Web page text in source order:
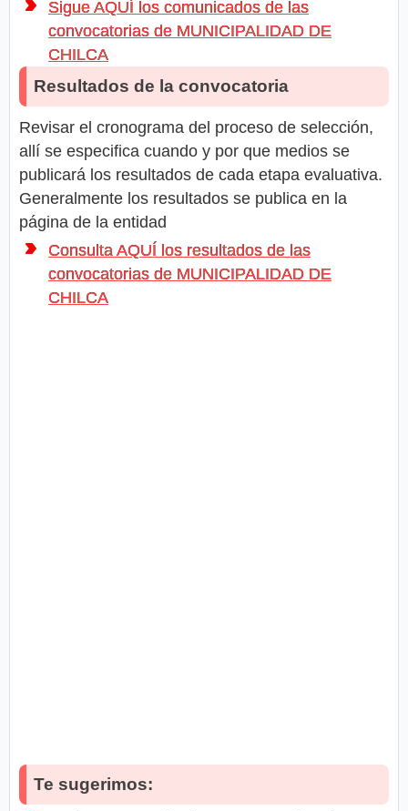
Sigue AQUÍ los comunicados de las
convocatorias de MUNICIPALIDAD DE
CHILCA
Resultados de la convocatoria
Revisar el cronograma del proceso de selección,
allí se especifica cuando y por que medios se
publicará los resultados de cada etapa evaluativa.
Generalmente los resultados se publica en la
página de la entidad
Consulta AQUÍ los resultados de las
convocatorias de MUNICIPALIDAD DE
CHILCA
Te sugerimos: